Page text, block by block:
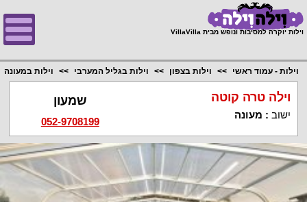
וילות יוקרה למסיבות ונופש מבית VillaVilla
וילות - עמוד ראשי וילות בצפון וילות בגליל המערבי וילות במעונה
וילה טרה קוטה
ישוב : מעונה
שמעון
052-9708199